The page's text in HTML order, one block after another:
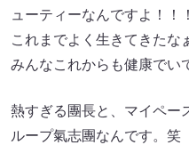
ューティーなんですよ！！！
これまでよく生きてきたな
みんなこれからも健康でい
熱すぎる團長と、マイペー
ループ氣志團なんです。笑